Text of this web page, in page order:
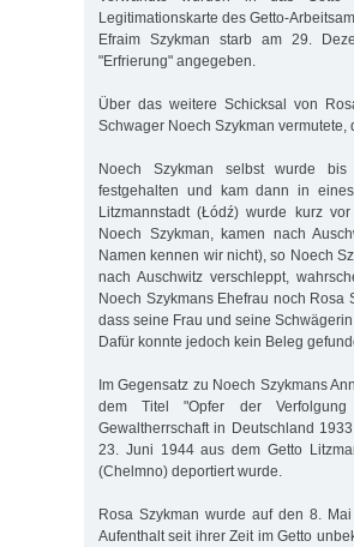
Legitimationskarte des Getto-
Efraim Szykman starb am 29.
"Erfrierung" angegeben.
Über das weitere Schicksal von
Schwager Noech Szykman vermutete,
Noech Szykman selbst wurde
festgehalten und kam dann in
Litzmannstadt (Łódź) wurde kurz
Noech Szykman, kamen nach
Namen kennen wir nicht), so Noech
nach Auschwitz verschleppt,
Noech Szykmans Ehefrau noch Rosa
dass seine Frau und seine
Dafür konnte jedoch kein Beleg
Im Gegensatz zu Noech Szykmans
dem Titel "Opfer der
Gewaltherrschaft in Deutschland
23. Juni 1944 aus dem Getto
(Chelmno) deportiert wurde.
Rosa Szykman wurde auf den 8.
Aufenthalt seit ihrer Zeit im Getto